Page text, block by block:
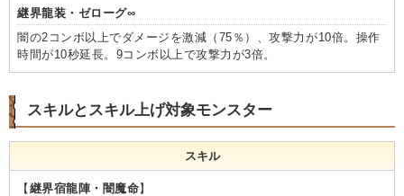
継界龍装・ゼローグ∞
闇の2コンボ以上でダメージを激減（75％）、攻撃力が10倍。操作
時間が10秒延長。9コンボ以上で攻撃力が3倍。
スキルとスキル上げ対象モンスター
スキル
【 継界宿龍陣・闇魔命】